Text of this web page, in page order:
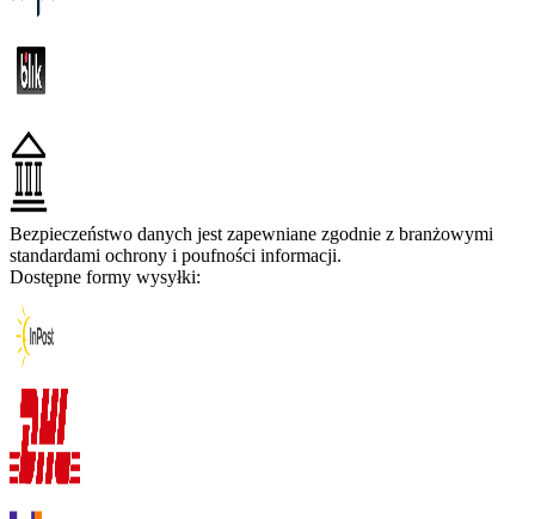
Bezpieczeństwo danych jest zapewniane zgodnie z branżowymi
standardami ochrony i poufności informacji.
Dostępne formy wysyłki: